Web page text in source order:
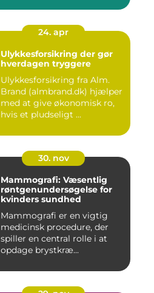
24. apr
Ulykkesforsikring der gør
hverdagen tryggere
Ulykkesforsikring fra Alm.
Brand (almbrand.dk) hjælper
med at give økonomisk ro,
hvis et pludseligt ...
30. nov
Mammografi: Væsentlig
røntgenundersøgelse for
kvinders sundhed
Mammografi er en vigtig
medicinsk procedure, der
spiller en central rolle i at
opdage brystkræ...